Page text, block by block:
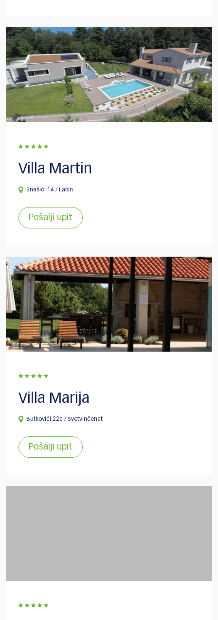
Villa Martin
Snašići 14 / Labin
Pošalji upit
Villa Marija
Butkovići 22c / Svetvinčenat
Pošalji upit